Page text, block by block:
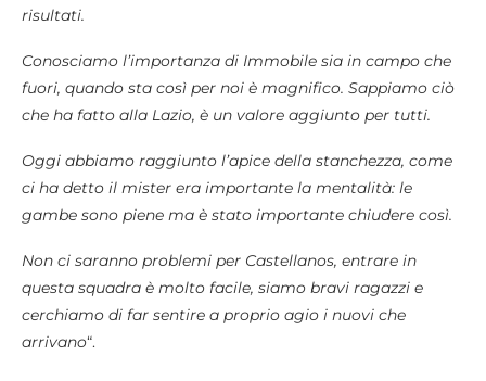
risultati.
Conosciamo l’importanza di Immobile sia in campo che
fuori, quando sta così per noi è magnifico. Sappiamo ciò
che ha fatto alla Lazio, è un valore aggiunto per tutti.
Oggi abbiamo raggiunto l’apice della stanchezza, come
ci ha detto il mister era importante la mentalità: le
gambe sono piene ma è stato importante chiudere così.
Non ci saranno problemi per Castellanos, entrare in
questa squadra è molto facile, siamo bravi ragazzi e
cerchiamo di far sentire a proprio agio i nuovi che
arrivano“.